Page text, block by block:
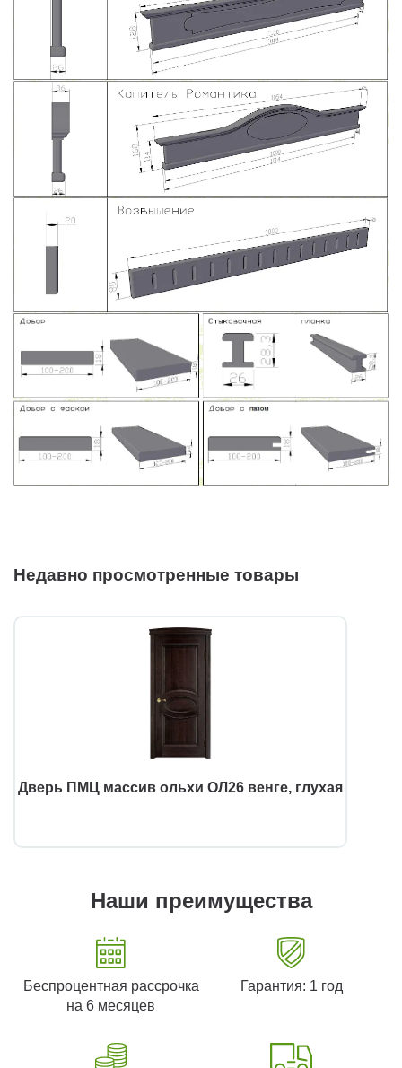
Недавно просмотренные товары
Дверь ПМЦ массив ольхи ОЛ26 венге, глухая
Наши преимущества
Беспроцентная рассрочка
на 6 месяцев
Гарантия: 1 год